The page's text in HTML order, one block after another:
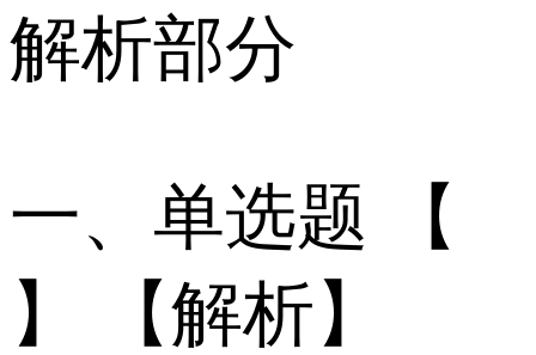
解析部分
一、单选题 【
】 【解析】